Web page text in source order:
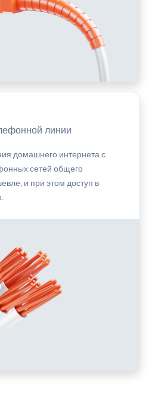
линии
домашнего интернета с
сетей общего
и при этом доступ в